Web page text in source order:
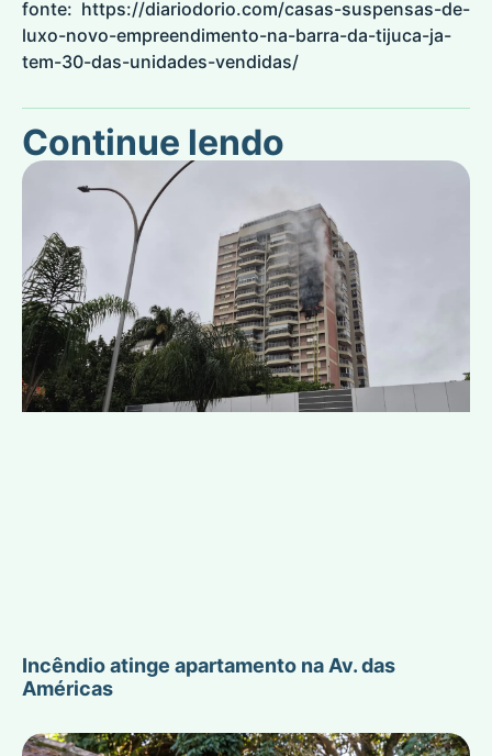
fonte: https://diariodorio.com/casas-suspensas-de-
luxo-novo-empreendimento-na-barra-da-tijuca-ja-
tem-30-das-unidades-vendidas/
Continue lendo
Incêndio atinge apartamento na Av. das
Américas